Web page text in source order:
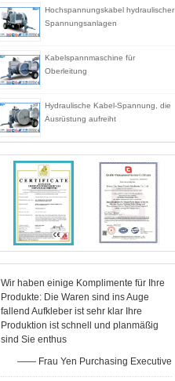
Hochspannungskabel hydraulischer
Spannungsanlagen
Kabelspannmaschine für
Oberleitung
Hydraulische Kabel-Spannung, die
Ausrüstung aufreiht
Wir haben einige Komplimente für Ihre
Produkte: Die Waren sind ins Auge
fallend Aufkleber ist sehr klar Ihre
Produktion ist schnell und planmäßig
sind Sie enthus
—— Frau Yen Purchasing Executive